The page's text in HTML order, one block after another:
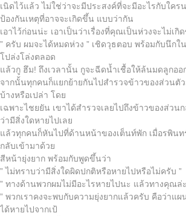
เนิดไว้แล้ว ไม่ใช่ว่าจะมีประสงค์ที่จะมีอะไรกับใคร
ป้องกันเหตุที่อาจจะเกิดขึ้น แบบว่ากัน
เอาไว้ก่อนน่ะ เอาเป็นว่าเรื่องที่คุณเป็นห่วงจะไม่เ
” ครับ ผมจะได้หมดห่วง ” เชิดวุธตอบ พร้อมกับนึกใ
โปล่งโล่งตลอด
แล้วกู ฮึม! ถึงเวลานั้น กูจะฉีดน้ำเชื้อให้ล้นมดลูกออ
จากนั้นทุกคนก็แยกย้ายกันไปสำรวจข้าวของส่วนตั
บ้างหรือเปล่า โดย
เฉพาะไชยยัน เขาได้สำรวจเลยไปถึงข้าวของส่วน
ว่ามีสิ่งใดหายไปเลย
แล้วทุกคนก็หันไปที่ด้านหน้าของเต็นท์พัก เมื่อรพินท
กลับเข้ามาด้วย
สีหน้ายุ่งยาก พร้อมกับพูดขึ้นว่า
” ไม่ทราบว่ามีสิ่งใดผิดปกติหรือหายไปหรือไม่ครับ ”
” ทางด้านพวกผมไม่มีอะไรหายไปนะ แล้วทางคุณล่
” พวกเราคงจะพบกับความยุ่งยากแล้วครับ คือว่าแผ
ได้หายไปจากเป้